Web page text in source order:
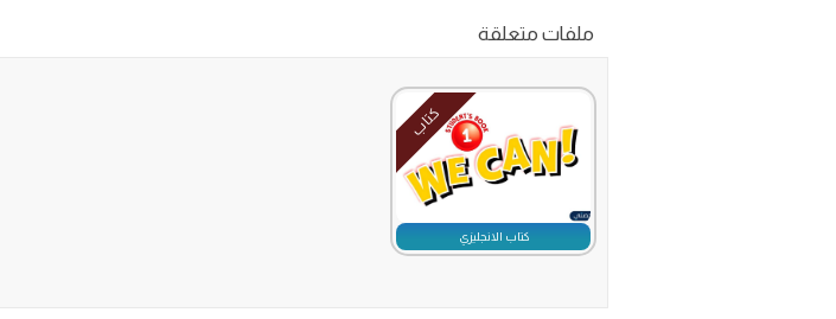
ملفات متعلقة
كتاب
كتاب الانجليزي